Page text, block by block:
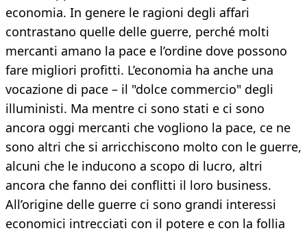
economia. In genere le ragioni degli affari
contrastano quelle delle guerre, perché molti
mercanti amano la pace e l’ordine dove possono
fare migliori profitti. L’economia ha anche una
vocazione di pace – il "dolce commercio" degli
illuministi. Ma mentre ci sono stati e ci sono
ancora oggi mercanti che vogliono la pace, ce ne
sono altri che si arricchiscono molto con le guerre,
alcuni che le inducono a scopo di lucro, altri
ancora che fanno dei conflitti il loro business.
All’origine delle guerre ci sono grandi interessi
economici intrecciati con il potere e con la follia